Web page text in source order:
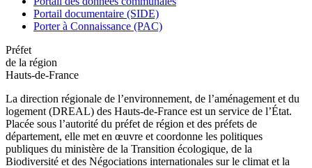
Portail documentaire (SIDE)
Porter à Connaissance (PAC)
Préfet
de la région
Hauts-de-France
La direction régionale de l’environnement, de l’aménagement et du
logement (DREAL) des Hauts-de-France est un service de l’État.
Placée sous l’autorité du préfet de région et des préfets de
département, elle met en œuvre et coordonne les politiques
publiques du ministère de la Transition écologique, de la
Biodiversité et des Négociations internationales sur le climat et la